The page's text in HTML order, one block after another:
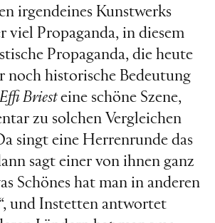
irgendeines Kunstwerks
viel Propaganda, in diesem
Propaganda, die heute
noch historische Bedeutung
Effi Briesteine schöne Szene,
zu solchen Vergleichen
singt eine Herrenrunde das
sagt einer von ihnen ganz
Schönes hat man in anderen
und Instetten antwortet